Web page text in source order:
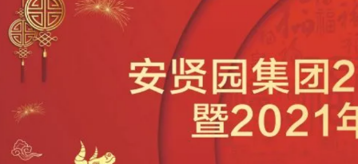
Company honor Investor services
Monthly report form